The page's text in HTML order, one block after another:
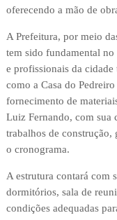
oferecendo a mão de
A Prefeitura, por meio
tem sido fundamental
e profissionais da
como a Casa do
fornecimento de
Luiz Fernando, com sua
trabalhos de
o cronograma.
A estrutura contará com
dormitórios, sala de
condições adequadas